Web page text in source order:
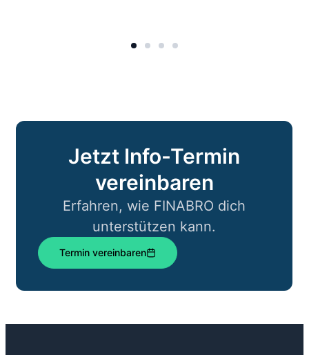
Jetzt Info-Termin
vereinbaren
Erfahren, wie FINABRO dich
unterstützen kann.
Termin vereinbaren